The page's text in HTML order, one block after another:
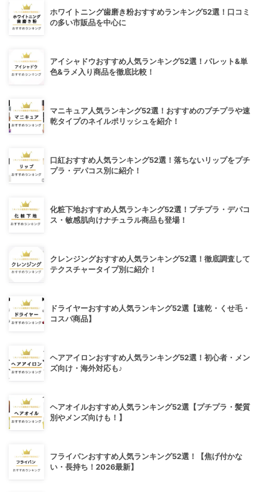
ホワイトニング歯磨き粉おすすめランキング52選！口コミ
の多い市販品を中心に
アイシャドウおすすめ人気ランキング52選！パレット&単
色&ラメ入り商品を徹底比較！
マニキュア人気ランキング52選！おすすめのプチプラや速
乾タイプのネイルポリッシュを紹介！
口紅おすすめ人気ランキング52選！落ちないリップをプチ
プラ・デパコス別に紹介！
化粧下地おすすめ人気ランキング52選！プチプラ・デパコ
ス・敏感肌向けナチュラル商品も登場！
クレンジングおすすめ人気ランキング52選！徹底調査して
テクスチャータイプ別に紹介！
ドライヤーおすすめ人気ランキング52選【速乾・くせ毛・
コスパ商品】
ヘアアイロンおすすめ人気ランキング52選！初心者・メン
ズ向け・海外対応も♪
ヘアオイルおすすめ人気ランキング52選【プチプラ・髪質
別やメンズ向けも！】
フライパンおすすめ人気ランキング52選！【焦げ付かな
い・長持ち！2026最新】